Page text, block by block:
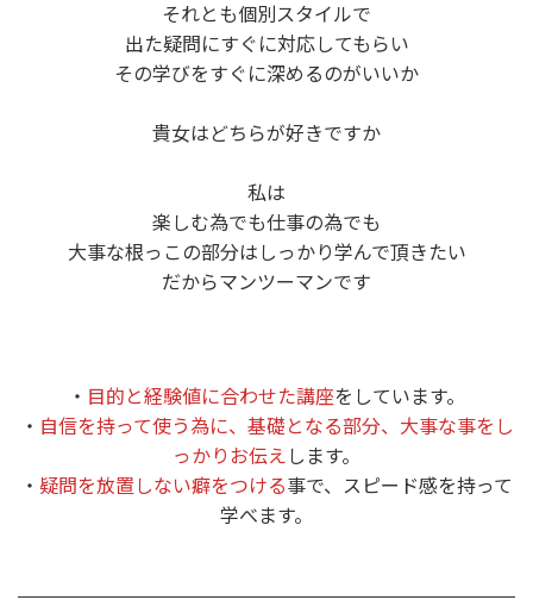
それとも個別スタイルで
出た疑問にすぐに対応してもらい
その学びをすぐに深めるのがいいか
貴女はどちらが好きですか
私は
楽しむ為でも仕事の為でも
大事な根っこの部分はしっかり学んで頂きたい
だからマンツーマンです
・ 目的と経験値に合わせた講座をしています。
・ 自信を持って使う為に、基礎となる部分、大事な事をし
っかりお伝え します。
・ 疑問を放置しない癖をつける事で、スピード感を持って
学べます。